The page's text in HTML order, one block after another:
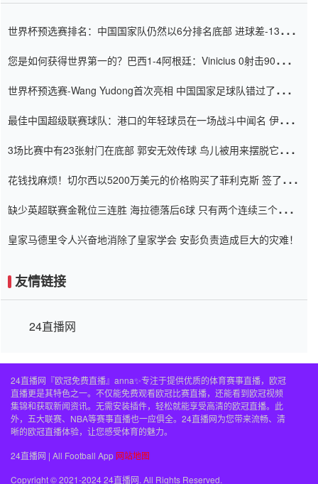
世界杯预选赛排名：中国国家队仍然以6分排名底部 进球差-13令人
您是如何获得世界第一的？巴西1-4阿根廷：Vinicius 0射击90分钟
世界杯预选赛-Wang Yudong首次亮相 中国国家足球队错过了世界
最佳中国超级联赛球队：港口的年轻球员在一场战斗中闻名 伊万放
3场比赛中有23张射门在底部 郭安无效传球 鸟儿被用来摆脱它
花钱找麻烦！切尔西以5200万美元的价格购买了菲利克斯 签了7年
缺少英超联赛金靴位三连胜 海拉德落后6球 只有两个连续三个连续
皇家马德里令人兴奋地消除了皇家学会 安彭负责造成巨大的灾难！
友情链接
24直播网
24直播网『欧冠免费直播』anna✨专注于提供优质的体育赛事直播，欧冠
直播更是其特色之一。不仅能免费观看欧冠比赛直播，还能看到欧冠视频
集锦和获取新闻资讯。无需安装插件，轻松就能享受高清的欧冠直播。此
外，五大联赛、NBA等赛事直播也一应俱全。24直播网为您带来流畅、清
晰的欧冠直播体验，让您感受体育的魅力。
24直播网 | All Football App 网站地图
Copyright © 2021-2024 24直播网. All Rights Reserved.